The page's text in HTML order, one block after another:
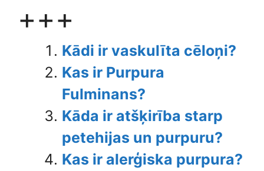
+++
Kādi ir vaskulīta cēloņi?
Kas ir Purpura
Fulminans?
Kāda ir atšķirība starp
petehijas un purpuru?
Kas ir alerģiska purpura?